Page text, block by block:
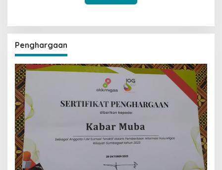
Penghargaan